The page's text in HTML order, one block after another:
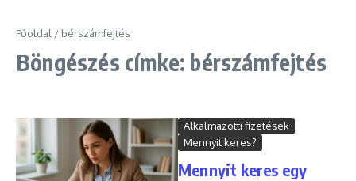
Főoldal / bérszámfejtés
Böngészés címke: bérszámfejtés
Alkalmazotti fizetések
Mennyit keres?
Mennyit keres egy